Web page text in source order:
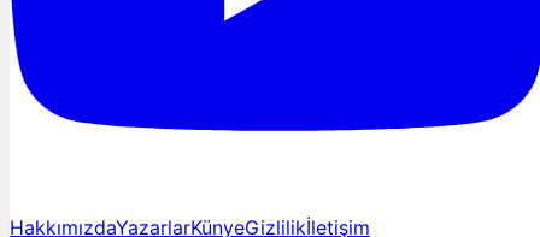
HakkımızdaYazarlarKünyeGizlilikİletişim